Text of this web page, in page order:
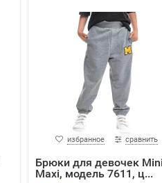
избранное сравнить
Брюки для девочек
Maxi, модель 7611, ц...